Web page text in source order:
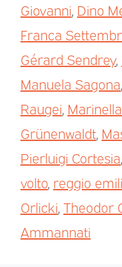
Giovanni, Dino
Franca
Gérard Sendrey,
Manuela Sagona,
Raugei,
Grünenwaldt,
Pierluigi Cortesia,
volto, reggio
Orlicki,Theodor
Ammannati